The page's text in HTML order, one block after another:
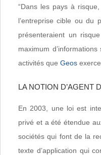
“Dans les pays à
l’entreprise cible ou du
présenteraient un
maximum
activités que Geos
LA NOTION D’AGENT
En 2003, une loi est
privé et a été étendue
sociétés qui font de la
texte d’application qui